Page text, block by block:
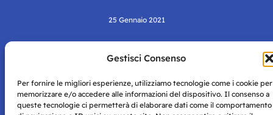
Gestisci Consenso
Per fornire le migliori esperienze, utilizziamo tecnologie come i cookie per
memorizzare e/o accedere alle informazioni del dispositivo. Il consenso a
queste tecnologie ci permetterà di elaborare dati come il comportamento
25 Gennaio 2021